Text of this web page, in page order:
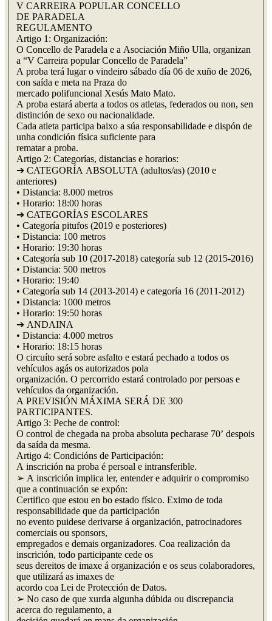
V CARREIRA POPULAR CONCELLO
DE PARADELA
REGULAMENTO
Artigo 1: Organización:
O Concello de Paradela e a Asociación Miño Ulla, organizan
a “V Carreira popular Concello de Paradela”
A proba terá lugar o vindeiro sábado día 06 de xuño de 2026,
con saída e meta na Praza do
mercado polifuncional Xesús Mato Mato.
A proba estará aberta a todos os atletas, federados ou non, sen
distinción de sexo ou nacionalidade.
Cada atleta participa baixo a súa responsabilidade e dispón de
unha condición física suficiente para
rematar a proba.
Artigo 2: Categorías, distancias e horarios:
➔ CATEGORÍA ABSOLUTA (adultos/as) (2010 e
anteriores)
• Distancia: 8.000 metros
• Horario: 18:00 horas
➔ CATEGORÍAS ESCOLARES
• Categoría pitufos (2019 e posteriores)
• Distancia: 100 metros
• Horario: 19:30 horas
• Categoría sub 10 (2017-2018) categoría sub 12 (2015-2016)
• Distancia: 500 metros
• Horario: 19:40
• Categoría sub 14 (2013-2014) e categoría 16 (2011-2012)
• Distancia: 1000 metros
• Horario: 19:50 horas
➔ ANDAINA
• Distancia: 4.000 metros
• Horario: 18:15 horas
O circuíto será sobre asfalto e estará pechado a todos os
vehículos agás os autorizados pola
organización. O percorrido estará controlado por persoas e
vehículos da organización.
A PREVISIÓN MÁXIMA SERÁ DE 300
PARTICIPANTES.
Artigo 3: Peche de control:
O control de chegada na proba absoluta pecharase 70’ despois
da saída da mesma.
Artigo 4: Condicións de Participación:
A inscrición na proba é persoal e intransferible.
➢ A inscrición implica ler, entender e adquirir o compromiso
que a continuación se expón:
Certifico que estou en bo estado físico. Eximo de toda
responsabilidade que da participación
no evento puidese derivarse á organización, patrocinadores
comerciais ou sponsors,
empregados e demais organizadores. Coa realización da
inscrición, todo participante cede os
seus dereitos de imaxe á organización e os seus colaboradores,
que utilizará as imaxes de
acordo coa Lei de Protección de Datos.
➢ No caso de que xurda algunha dúbida ou discrepancia
acerca do regulamento, a